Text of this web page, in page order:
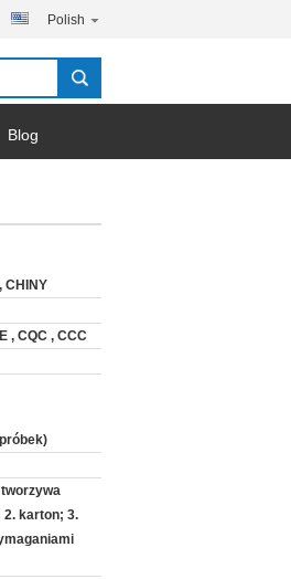
Polish
Blog
CHINY
, CQC , CCC
2. karton; 3.